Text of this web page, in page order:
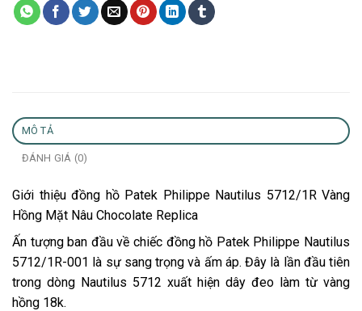
MÔ TẢ
ĐÁNH GIÁ (0)
Giới thiệu đồng hồ Patek Philippe Nautilus 5712/1R Vàng
Hồng Mặt Nâu Chocolate Replica
Ấn tượng ban đầu về chiếc đồng hồ Patek Philippe Nautilus
5712/1R-001 là sự sang trọng và ấm áp. Đây là lần đầu tiên
trong dòng Nautilus 5712 xuất hiện dây đeo làm từ vàng
hồng 18k.